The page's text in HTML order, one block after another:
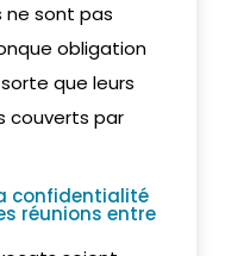
sont pas
obligation
que leurs
couverts par
confidentialité
réunions entre